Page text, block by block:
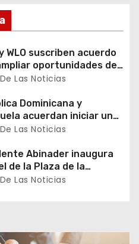
WLO suscriben acuerdo
oportunidades de
de dominicanos en el
Las Noticias
Dominicana y
acuerdan iniciar un
de normalización
y consulares
Las Noticias
Abinader inaugura
de la Plaza de la
que cambia la salida
Sur y redefine la
Las Noticias